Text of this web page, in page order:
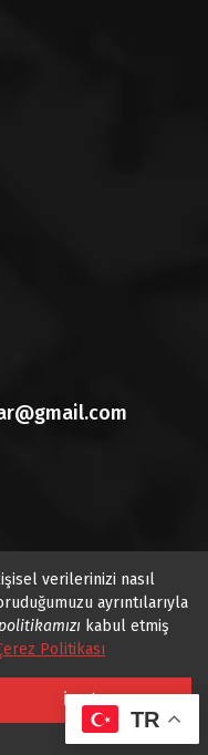
-
TR
verilerinizi nasıl
ayrıntılarıyla
kabul etmiş
Politikası
İptal Et